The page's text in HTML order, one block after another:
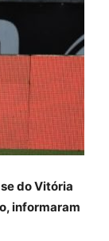
do Vitória
informaram